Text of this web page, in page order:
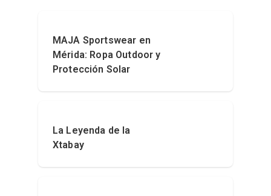
MAJA Sportswear en
Mérida: Ropa Outdoor y
Protección Solar
La Leyenda de la
Xtabay